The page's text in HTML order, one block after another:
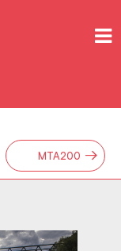
MTA200 →